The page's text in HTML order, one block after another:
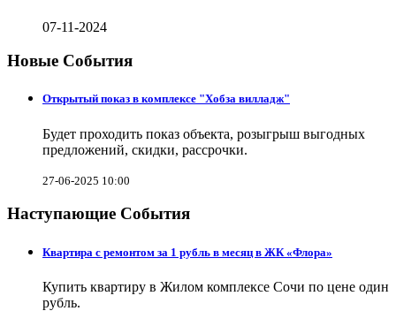
07-11-2024
Новые События
Открытый показ в комплексе "Хобза вилладж"
Будет проходить показ объекта, розыгрыш выгодных
предложений, скидки, рассрочки.
27-06-2025 10:00
Наступающие События
Квартира с ремонтом за 1 рубль в месяц в ЖК «Флора»
Купить квартиру в Жилом комплексе Сочи по цене один
рубль.